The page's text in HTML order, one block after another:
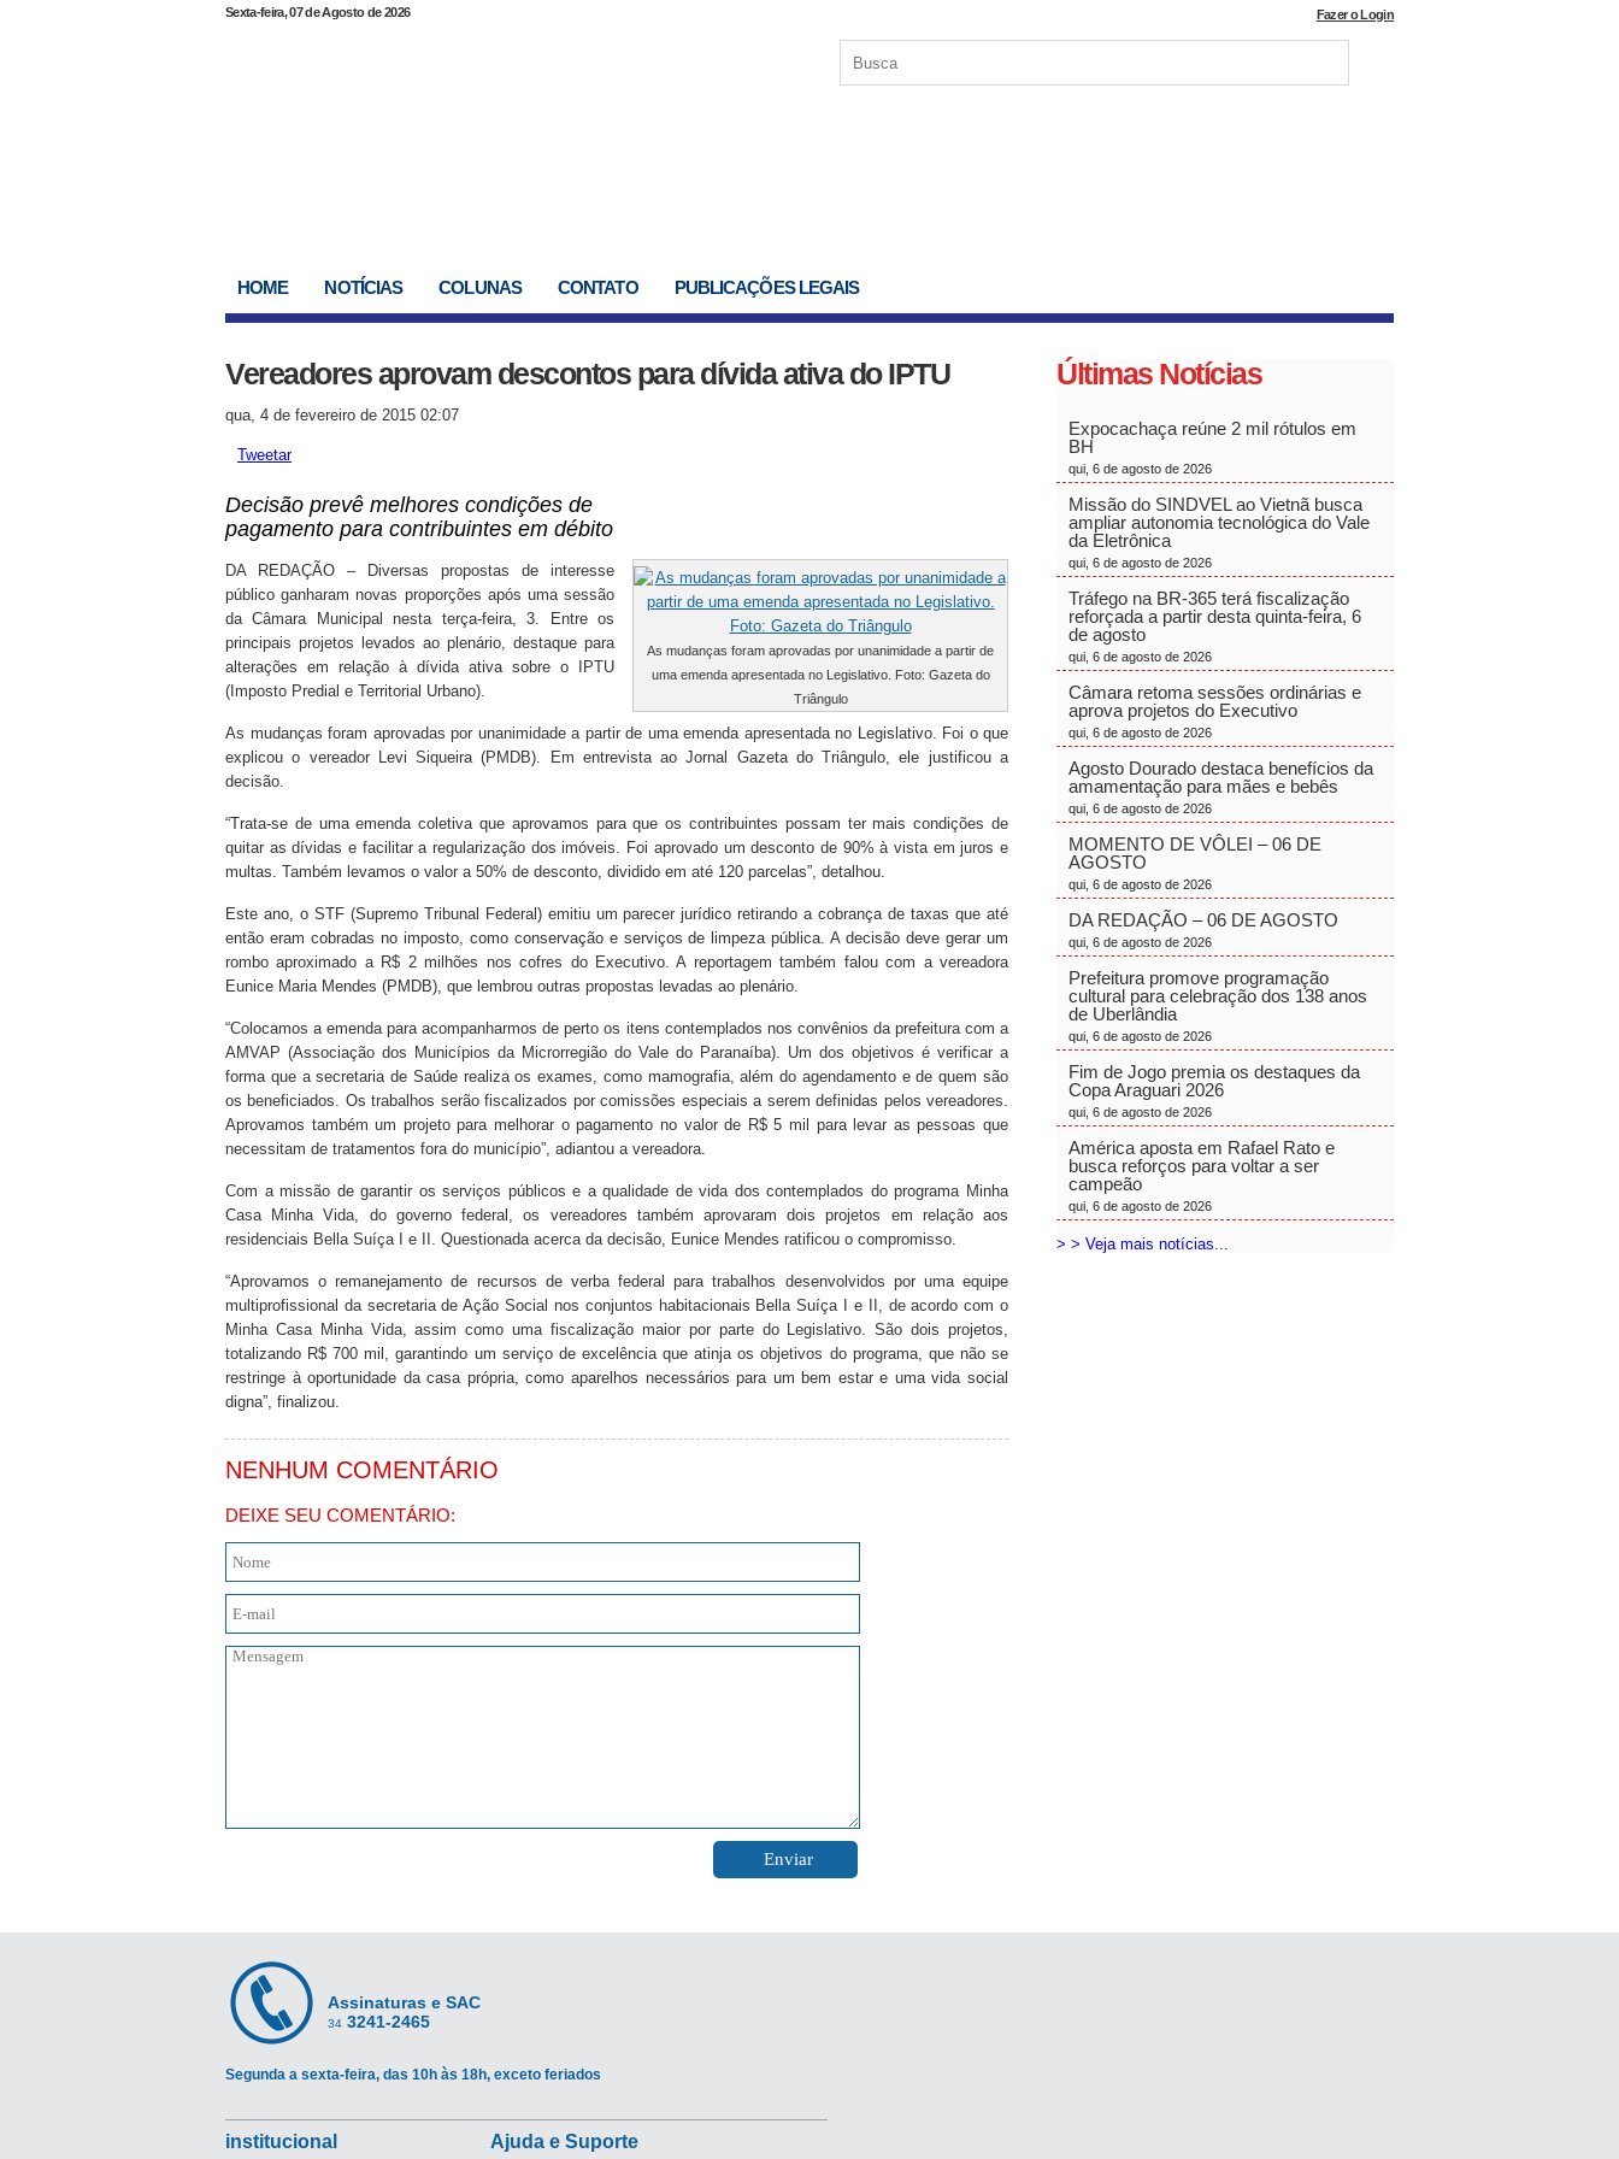
Sexta-feira, 07 de Agosto de 2026 Fazer o Login
HOME NOTÍCIAS COLUNAS CONTATO PUBLICAÇÕES LEGAIS
Vereadores aprovam descontos para dívida ativa do IPTU
qua, 4 de fevereiro de 2015 02:07
Tweetar
Decisão prevê melhores condições de
pagamento para contribuintes em débito
As mudanças foram aprovadas por unanimidade a partir de
uma emenda apresentada no Legislativo. Foto: Gazeta do
Triângulo
DA REDAÇÃO – Diversas propostas de interesse
público ganharam novas proporções após uma sessão
da Câmara Municipal nesta terça-feira, 3. Entre os
principais projetos levados ao plenário, destaque para
alterações em relação à dívida ativa sobre o IPTU
(Imposto Predial e Territorial Urbano).
As mudanças foram aprovadas por unanimidade a partir de uma emenda apresentada no Legislativo. Foi o que
explicou o vereador Levi Siqueira (PMDB). Em entrevista ao Jornal Gazeta do Triângulo, ele justificou a
decisão.
“Trata-se de uma emenda coletiva que aprovamos para que os contribuintes possam ter mais condições de
quitar as dívidas e facilitar a regularização dos imóveis. Foi aprovado um desconto de 90% à vista em juros e
multas. Também levamos o valor a 50% de desconto, dividido em até 120 parcelas”, detalhou.
Este ano, o STF (Supremo Tribunal Federal) emitiu um parecer jurídico retirando a cobrança de taxas que até
então eram cobradas no imposto, como conservação e serviços de limpeza pública. A decisão deve gerar um
rombo aproximado a R$ 2 milhões nos cofres do Executivo. A reportagem também falou com a vereadora
Eunice Maria Mendes (PMDB), que lembrou outras propostas levadas ao plenário.
“Colocamos a emenda para acompanharmos de perto os itens contemplados nos convênios da prefeitura com a
AMVAP (Associação dos Municípios da Microrregião do Vale do Paranaíba). Um dos objetivos é verificar a
forma que a secretaria de Saúde realiza os exames, como mamografia, além do agendamento e de quem são
os beneficiados. Os trabalhos serão fiscalizados por comissões especiais a serem definidas pelos vereadores.
Aprovamos também um projeto para melhorar o pagamento no valor de R$ 5 mil para levar as pessoas que
necessitam de tratamentos fora do município”, adiantou a vereadora.
Com a missão de garantir os serviços públicos e a qualidade de vida dos contemplados do programa Minha
Casa Minha Vida, do governo federal, os vereadores também aprovaram dois projetos em relação aos
residenciais Bella Suíça I e II. Questionada acerca da decisão, Eunice Mendes ratificou o compromisso.
“Aprovamos o remanejamento de recursos de verba federal para trabalhos desenvolvidos por uma equipe
multiprofissional da secretaria de Ação Social nos conjuntos habitacionais Bella Suíça I e II, de acordo com o
Minha Casa Minha Vida, assim como uma fiscalização maior por parte do Legislativo. São dois projetos,
totalizando R$ 700 mil, garantindo um serviço de excelência que atinja os objetivos do programa, que não se
restringe à oportunidade da casa própria, como aparelhos necessários para um bem estar e uma vida social
digna”, finalizou.
NENHUM COMENTÁRIO
DEIXE SEU COMENTÁRIO:
Últimas Notícias
Expocachaça reúne 2 mil rótulos em
BH
qui, 6 de agosto de 2026
Missão do SINDVEL ao Vietnã busca
ampliar autonomia tecnológica do Vale
da Eletrônica
qui, 6 de agosto de 2026
Tráfego na BR-365 terá fiscalização
reforçada a partir desta quinta-feira, 6
de agosto
qui, 6 de agosto de 2026
Câmara retoma sessões ordinárias e
aprova projetos do Executivo
qui, 6 de agosto de 2026
Agosto Dourado destaca benefícios da
amamentação para mães e bebês
qui, 6 de agosto de 2026
MOMENTO DE VÔLEI – 06 DE
AGOSTO
qui, 6 de agosto de 2026
DA REDAÇÃO – 06 DE AGOSTO
qui, 6 de agosto de 2026
Prefeitura promove programação
cultural para celebração dos 138 anos
de Uberlândia
qui, 6 de agosto de 2026
Fim de Jogo premia os destaques da
Copa Araguari 2026
qui, 6 de agosto de 2026
América aposta em Rafael Rato e
busca reforços para voltar a ser
campeão
qui, 6 de agosto de 2026
> > Veja mais notícias...
Assinaturas e SAC
34 3241-2465
Segunda a sexta-feira, das 10h às 18h, exceto feriados
institucional Ajuda e Suporte